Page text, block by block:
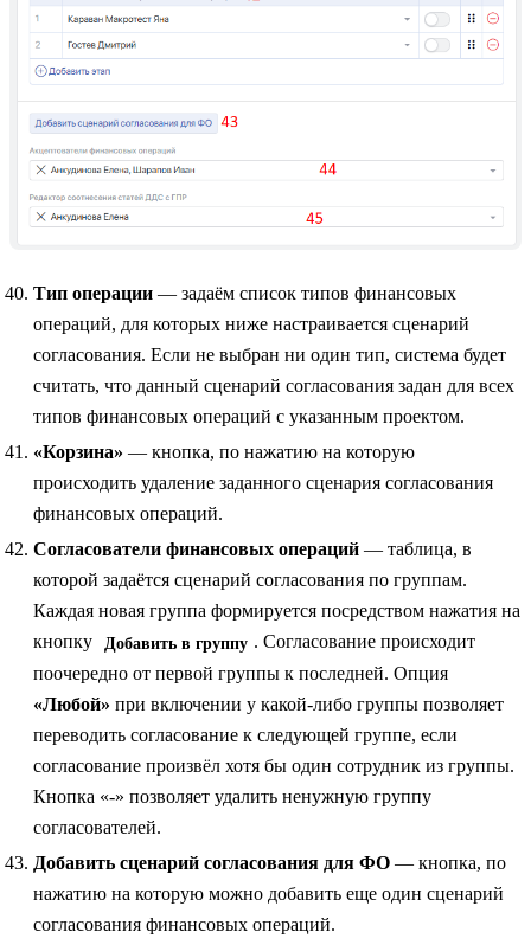
Тип операции — задаём список типов финансовых
операций, для которых ниже настраивается сценарий
согласования. Если не выбран ни один тип, система будет
считать, что данный сценарий согласования задан для всех
типов финансовых операций с указанным проектом.
«Корзина» — кнопка, по нажатию на которую
происходить удаление заданного сценария согласования
финансовых операций.
Согласователи финансовых операций — таблица, в
которой задаётся сценарий согласования по группам.
Каждая новая группа формируется посредством нажатия на
кнопку
Добавить в группу . Согласование происходит
поочередно от первой группы к последней. Опция
«Любой» при включении у какой‑либо группы позволяет
переводить согласование к следующей группе, если
согласование произвёл хотя бы один сотрудник из группы.
Кнопка «-» позволяет удалить ненужную группу
согласователей.
Добавить сценарий согласования для ФО — кнопка, по
нажатию на которую можно добавить еще один сценарий
согласования финансовых операций.